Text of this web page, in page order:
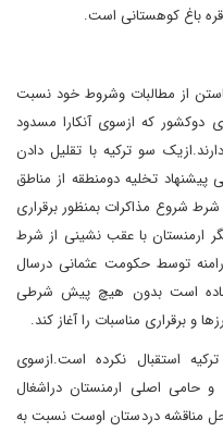
باغ کوهستانی است.
کاستن از مطالبات وشروط خود نسبت
دوکشور که ازسوی آنکارا مسدود
سو ترکیه با تقلیل دادن
سازی5منطقه اشغالی پیشنهاد تخلیه دومنطقه از مناطق
شرط شروع مذاکرات بمنظور برقراری
ارمنستان با عقب نشینی از شرط
توسط حکومت عثمانی درسال
آماده است بدون هیچ پیش شرطی
و برقراری مناسبات را آغاز کند.
استقبال نکرده است.ازسوی
و حامی اصلی ارمنستان دراشغال
مناقشه دردستان اوست نسبت به